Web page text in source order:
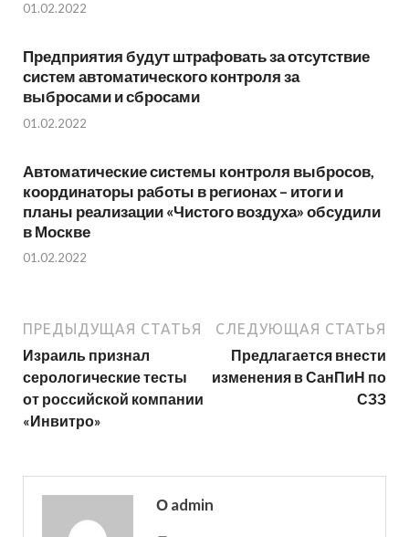
01.02.2022
Предприятия будут штрафовать за отсутствие
систем автоматического контроля за
выбросами и сбросами
01.02.2022
Автоматические системы контроля выбросов,
координаторы работы в регионах – итоги и
планы реализации «Чистого воздуха» обсудили
в Москве
01.02.2022
ПРЕДЫДУЩАЯ СТАТЬЯ
Израиль признал
серологические тесты
от российской компании
«Инвитро»
СЛЕДУЮЩАЯ СТАТЬЯ
Предлагается внести
изменения в СанПиН по
СЗЗ
О admin